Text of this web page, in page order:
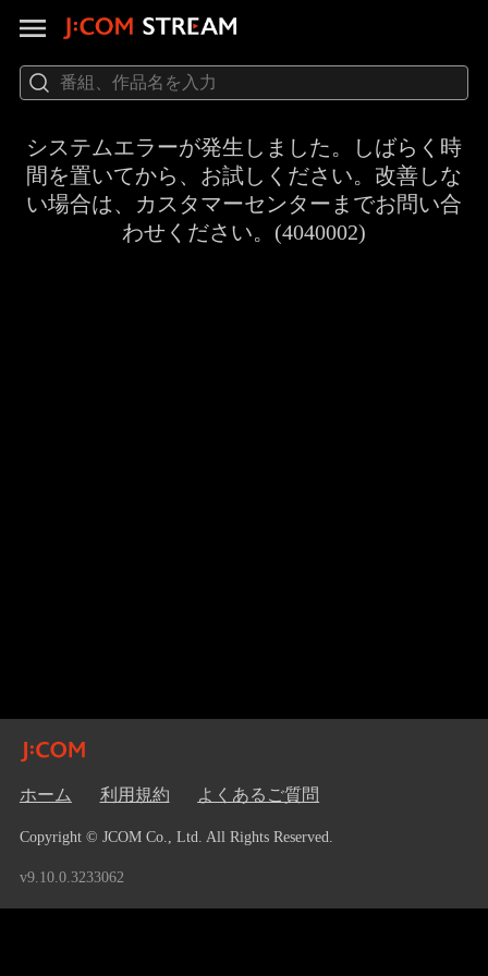
システムエラーが発生しました。しばらく時
間を置いてから、お試しください。改善しな
い場合は、カスタマーセンターまでお問い合
わせください。(4040002)
ホーム 利用規約 よくあるご質問
Copyright © JCOM Co., Ltd. All Rights Reserved.
v9.10.0.3233062